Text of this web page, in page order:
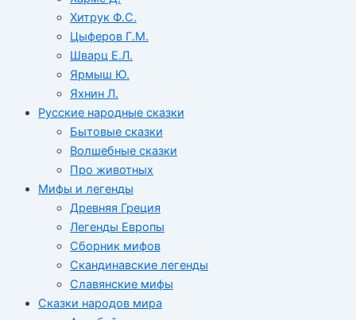
Хитрук Ф.С.
Цыферов Г.М.
Шварц Е.Л.
Ярмыш Ю.
Яхнин Л.
Русские народные сказки
Бытовые сказки
Волшебные сказки
Про животных
Мифы и легенды
Древняя Греция
Легенды Европы
Сборник мифов
Скандинавские легенды
Славянские мифы
Сказки народов мира